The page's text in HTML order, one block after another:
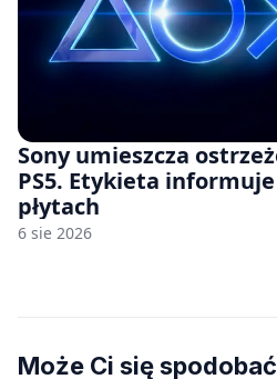
Sony umieszcza
PS5. Etykieta
płytach
6 sie 2026
Może Ci się spodobać